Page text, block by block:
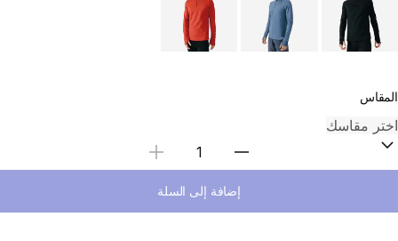
المقاس
Select Quantity
إضافة إلى السلة